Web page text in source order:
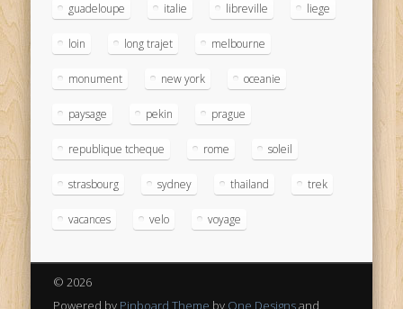
guadeloupe italie libreville liege
loin long trajet melbourne
monument new york oceanie
paysage pekin prague
republique tcheque rome soleil
strasbourg sydney thailand trek
vacances velo voyage
© 2026
Powered by Pinboard Theme by One Designsand